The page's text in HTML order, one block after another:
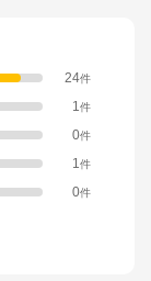
24件
1件
0件
1件
0件